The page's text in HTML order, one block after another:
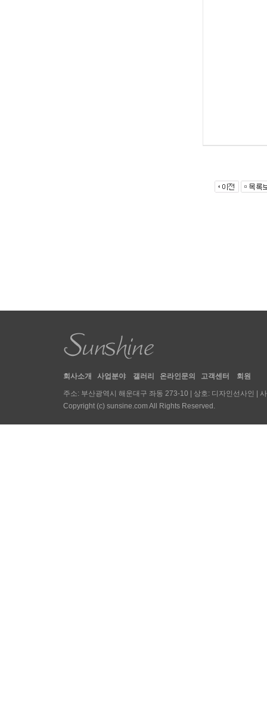
회사소개 사업분야 갤러리 온라인문의 고객센터 회원
주소: 부산광역시 해운대구 좌동 273-10 | 상호: 디자인선사인 |
Copyright (c) sunsine.com All Rights Reserved.